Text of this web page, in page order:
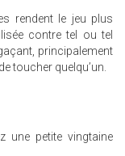
rendent le jeu plus
contre tel ou tel
principalement
toucher quelqu’un.
une petite vingtaine